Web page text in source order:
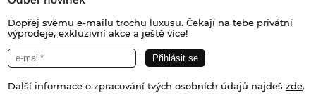
Dopřej svému e-mailu trochu luxusu. Čekají na tebe privátní
výprodeje, exkluzivní akce a ještě více!
Další informace o zpracování tvých osobních údajů najdeš zde.